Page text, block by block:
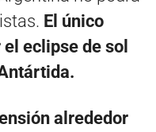
El único
eclipse de sol
alrededor